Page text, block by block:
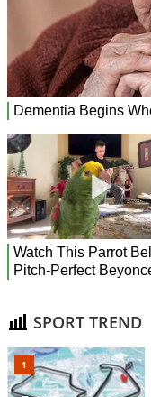
SPORT TREND